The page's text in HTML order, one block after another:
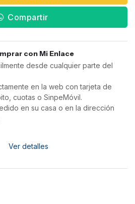
Compartir
con Mi Enlace
desde cualquier parte del
en la web con tarjeta de
cuotas o SinpeMóvil.
en su casa o en la dirección
Ver detalles